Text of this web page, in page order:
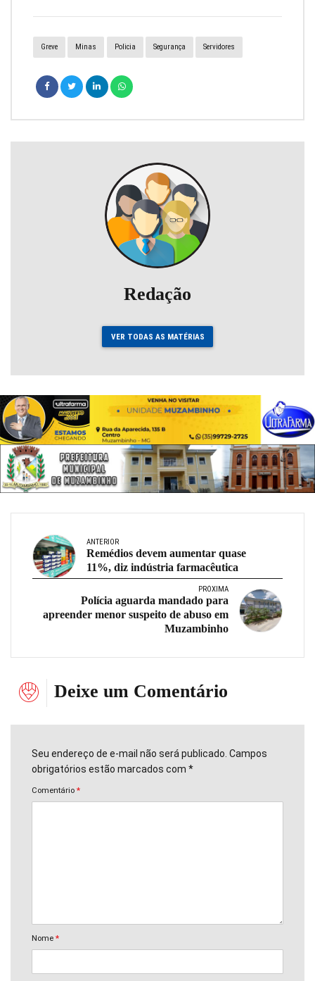
Greve Minas Policia Segurança Servidores
Redação
VER TODAS AS MATÉRIAS
ANTERIOR
Remédios devem aumentar quase
11%, diz indústria farmacêutica
PRÓXIMA
Polícia aguarda mandado para
apreender menor suspeito de abuso em
Muzambinho
Deixe um Comentário
Seu endereço de e-mail não será publicado. Campos
obrigatórios estão marcados com *
Comentário *
Nome *